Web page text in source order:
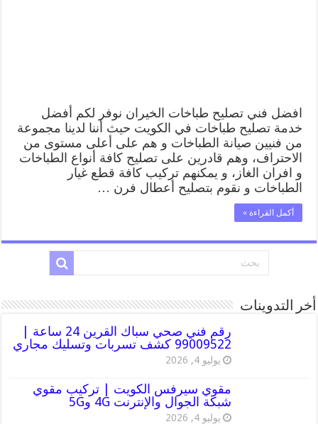
افضل فني تصليح طباخات الخيران نوفر لكم أفضل
خدمة تصليح طباخات في الكويت حيث أننا لدينا مجموعة
من فنيين صيانة الطباخات و هم على أعلى مستوى من
الاحتراف، وهم قادرين على تصليح كافة أنواع الطباخات
و افران الغاز، و يمكنهم تركيب كافة قطع غيار
الطباخات و نقوم بتصليح أعطال فرن …
أكمل القراءة »
أخر التدوينات
رقم فني صحي سباك القرين 24 ساعة |
99009522 كشف تسربات وتسليك مجاري
يوليو 4, 2026
مقوي سيرفس الكويت | تركيب مقوي
شبكة الجوال والإنترنت 4G و5G
يوليو 4, 2026